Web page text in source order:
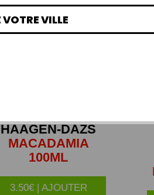
HAAGEN-DAZS
MACADAMIA
100ML
3.50€ | AJOUTER